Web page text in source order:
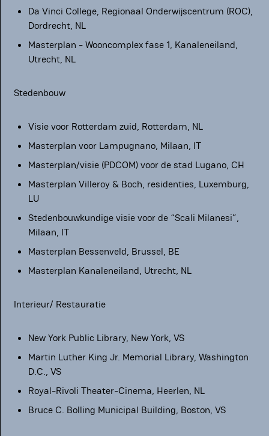
Da Vinci College, Regionaal Onderwijscentrum (ROC),
Dordrecht, NL
Masterplan - Wooncomplex fase 1, Kanaleneiland,
Utrecht, NL
Stedenbouw
Visie voor Rotterdam zuid, Rotterdam, NL
Masterplan voor Lampugnano, Milaan, IT
Masterplan/visie (PDCOM) voor de stad Lugano, CH
Masterplan Villeroy & Boch, residenties, Luxemburg,
LU
Stedenbouwkundige visie voor de “Scali Milanesi”,
Milaan, IT
Masterplan Bessenveld, Brussel, BE
Masterplan Kanaleneiland, Utrecht, NL
Interieur/ Restauratie
New York Public Library, New York, VS
Martin Luther King Jr. Memorial Library, Washington
D.C., VS
Royal-Rivoli Theater-Cinema, Heerlen, NL
Bruce C. Bolling Municipal Building, Boston, VS